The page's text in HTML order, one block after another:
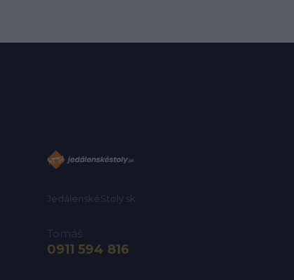
JedálenskéStoly.sk
Tomáš
0911 594 816